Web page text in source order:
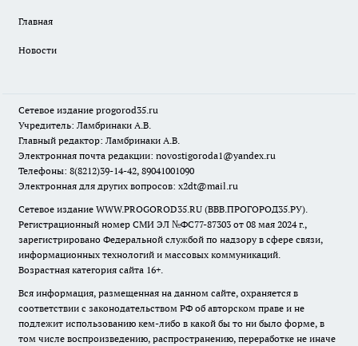
Главная
Новости
Сетевое издание progorod35.ru
Учредитель: Ламбринаки А.В.
Главный редактор: Ламбринаки А.В.
Электронная почта редакции: novostigoroda1@yandex.ru
Телефоны: 8(8212)39-14-42, 89041001090
Электронная для других вопросов: x2dt@mail.ru
Сетевое издание WWW.PROGOROD35.RU (ВВВ.ПРОГОРОД35.РУ).
Регистрационный номер СМИ ЭЛ №ФС77-87303 от 08 мая 2024 г.,
зарегистрировано Федеральной службой по надзору в сфере связи,
информационных технологий и массовых коммуникаций.
Возрастная категория сайта 16+.
Вся информация, размещенная на данном сайте, охраняется в
соответствии с законодательством РФ об авторском праве и не
подлежит использованию кем-либо в какой бы то ни было форме, в
том числе воспроизведению, распространению, переработке не иначе